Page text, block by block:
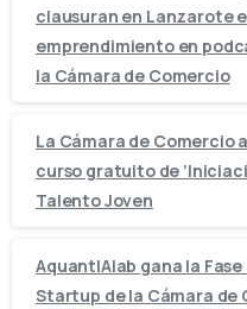
clausuran en Lanzarote
emprendimiento en
la Cámara de Comercio
La Cámara de Comercio
curso gratuito de
Talento Joven
AquantIAlab gana la
Startup de la Cámara de